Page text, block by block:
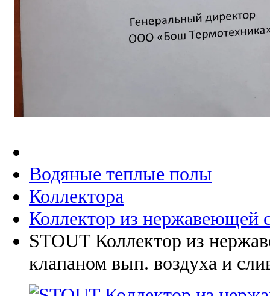
Водяные теплые полы
Коллектора
Коллектор из нержавеющей
STOUT Коллектор из
клапаном вып. воздуха и